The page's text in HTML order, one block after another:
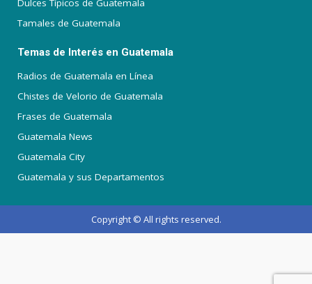
Dulces Típicos de Guatemala
Tamales de Guatemala
Temas de Interés en Guatemala
Radios de Guatemala en Línea
Chistes de Velorio de Guatemala
Frases de Guatemala
Guatemala News
Guatemala City
Guatemala y sus Departamentos
Copyright © All rights reserved.